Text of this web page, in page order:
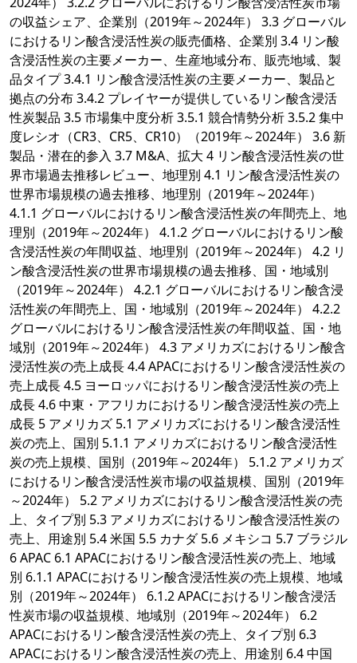
の収益シェア、企業別（2019年～2024年） 3.3 グローバル
におけるリン酸含浸活性炭の販売価格、企業別 3.4 リン酸
含浸活性炭の主要メーカー、生産地域分布、販売地域、製
品タイプ 3.4.1 リン酸含浸活性炭の主要メーカー、製品と
拠点の分布 3.4.2 プレイヤーが提供しているリン酸含浸活
性炭製品 3.5 市場集中度分析 3.5.1 競合情勢分析 3.5.2 集中
度レシオ（CR3、CR5、CR10）（2019年～2024年） 3.6 新
製品・潜在的参入 3.7 M&A、拡大 4 リン酸含浸活性炭の世
界市場過去推移レビュー、地理別 4.1 リン酸含浸活性炭の
世界市場規模の過去推移、地理別（2019年～2024年）
4.1.1 グローバルにおけるリン酸含浸活性炭の年間売上、地
理別（2019年～2024年） 4.1.2 グローバルにおけるリン酸
含浸活性炭の年間収益、地理別（2019年～2024年） 4.2 リ
ン酸含浸活性炭の世界市場規模の過去推移、国・地域別
（2019年～2024年） 4.2.1 グローバルにおけるリン酸含浸
活性炭の年間売上、国・地域別（2019年～2024年） 4.2.2
グローバルにおけるリン酸含浸活性炭の年間収益、国・地
域別（2019年～2024年） 4.3 アメリカズにおけるリン酸含
浸活性炭の売上成長 4.4 APACにおけるリン酸含浸活性炭の
売上成長 4.5 ヨーロッパにおけるリン酸含浸活性炭の売上
成長 4.6 中東・アフリカにおけるリン酸含浸活性炭の売上
成長 5 アメリカズ 5.1 アメリカズにおけるリン酸含浸活性
炭の売上、国別 5.1.1 アメリカズにおけるリン酸含浸活性
炭の売上規模、国別（2019年～2024年） 5.1.2 アメリカズ
におけるリン酸含浸活性炭市場の収益規模、国別（2019年
～2024年） 5.2 アメリカズにおけるリン酸含浸活性炭の売
上、タイプ別 5.3 アメリカズにおけるリン酸含浸活性炭の
売上、用途別 5.4 米国 5.5 カナダ 5.6 メキシコ 5.7 ブラジル
6 APAC 6.1 APACにおけるリン酸含浸活性炭の売上、地域
別 6.1.1 APACにおけるリン酸含浸活性炭の売上規模、地域
別（2019年～2024年） 6.1.2 APACにおけるリン酸含浸活
性炭市場の収益規模、地域別（2019年～2024年） 6.2
APACにおけるリン酸含浸活性炭の売上、タイプ別 6.3
APACにおけるリン酸含浸活性炭の売上、用途別 6.4 中国